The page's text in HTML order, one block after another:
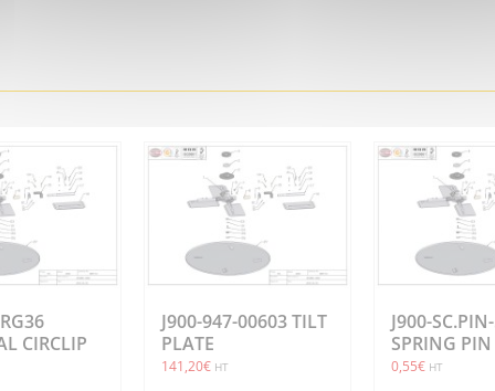
CIRCLIP
J900-947-00603 TILT
PLATE
141,20€ HT
J900-
SPRING PIN
0,55€ HT